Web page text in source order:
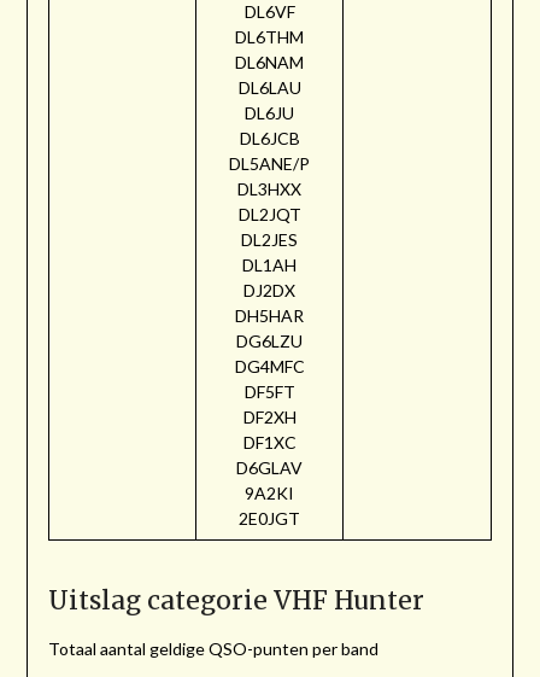
DL6VF
DL6THM
DL6NAM
DL6LAU
DL6JU
DL6JCB
DL5ANE/P
DL3HXX
DL2JQT
DL2JES
DL1AH
DJ2DX
DH5HAR
DG6LZU
DG4MFC
DF5FT
DF2XH
DF1XC
D6GLAV
9A2KI
2E0JGT
Uitslag categorie VHF Hunter
Totaal aantal geldige QSO-punten per band